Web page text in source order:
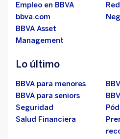
Empleo en BBVA
bbva.com
BBVA Asset
Management
Lo último
BBVA para menores
BBVA para seniors
Seguridad
Salud Financiera